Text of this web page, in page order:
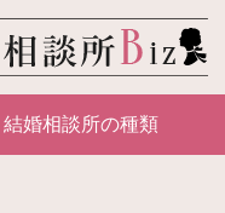
結婚相談所の種類